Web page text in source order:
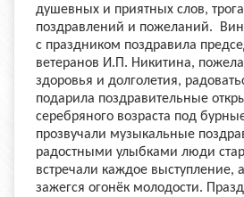
душевных и приятных слов,
поздравлений и пожеланий.
с праздником поздравила
ветеранов И.П. Никитина,
здоровья и долголетия,
подарила поздравительные
серебряного возраста под
прозвучали музыкальные
радостными улыбками люди
встречали каждое выступление,
зажегся огонёк молодости.